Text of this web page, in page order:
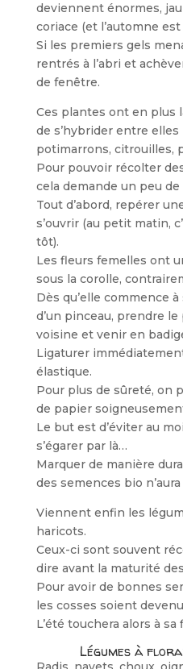
deviennent énormes,
coriace (et l’automne
Si les premiers gels
rentrés à l’abri et
de fenêtre.
Ces plantes ont en plus
de s’hybrider entre
potimarrons, citrouilles,
Pour pouvoir récolter
cela demande un peu
Tout d’abord, repérer
s’ouvrir (au petit matin,
tôt).
Les fleurs femelles ont
sous la corolle,
Dès qu’elle commence
d’un pinceau, prendre
voisine et venir en
Ligaturer
élastique.
Pour plus de sûreté, on
de papier
Le but est d’éviter au
s’égarer par là…
Marquer de manière
des semences bio
Viennent enfin les
haricots.
Ceux-ci sont souvent
dire avant la maturité
Pour avoir de bonnes
les cosses soient
L’été touchera alors à sa
Légumes à